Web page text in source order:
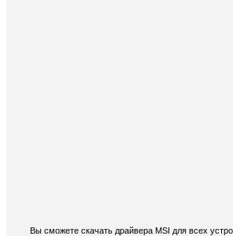
Вы сможете скачать драйвера MSI для всех